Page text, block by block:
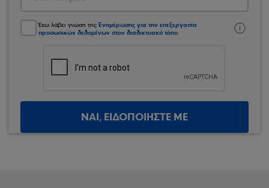
Έχω λάβει γνώση της Ενημέρωσης για την επεξεργασία
προσωπικών δεδομένων στον διαδικτυακό τόπο.
ΝΑΙ, ΕΙΔΟΠΟΙΗΣΤΕ ΜΕ